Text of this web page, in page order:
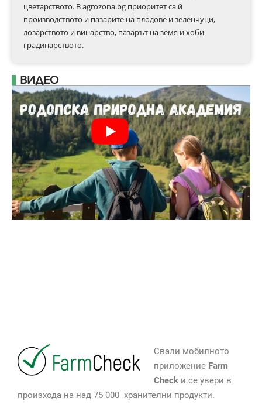
цветарството. В agrozona.bg приоритет са й
производството и пазарите на плодове и зеленчуци,
лозарството и винарство, пазарът на земя и хоби
градинарството.
ВИДЕО
Свали мобилното
приложение Farm
Checkи се увери в
произхода на над 75 000 хранителни продукти.